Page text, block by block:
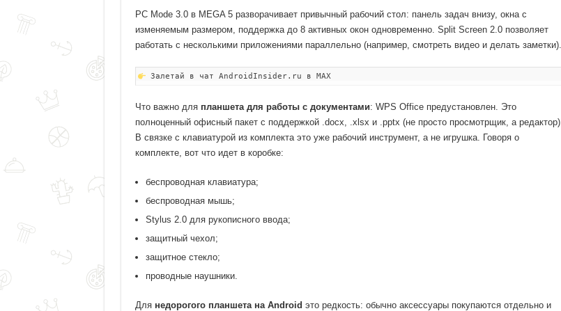
PC Mode 3.0 в MEGA 5 разворачивает привычный рабочий стол: панель задач внизу, окна с
изменяемым размером, поддержка до 8 активных окон одновременно. Split Screen 2.0 позволяет
работать с несколькими приложениями параллельно (например, смотреть видео и делать заметки).
Залетай в чат AndroidInsider.ru в MAX
Что важно для планшета для работы с документами: WPS Office предустановлен. Это
полноценный офисный пакет с поддержкой .docx, .xlsx и .pptx (не просто просмотрщик, а редактор).
В связке с клавиатурой из комплекта это уже рабочий инструмент, а не игрушка. Говоря о
комплекте, вот что идет в коробке:
беспроводная клавиатура;
беспроводная мышь;
Stylus 2.0 для рукописного ввода;
защитный чехол;
защитное стекло;
проводные наушники.
Для недорогого планшета на Android это редкость: обычно аксессуары покупаются отдельно и